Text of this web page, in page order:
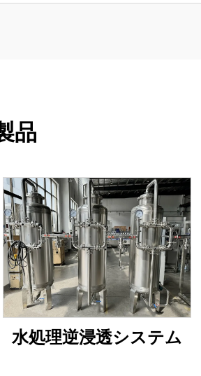
品
水処理逆浸透システム